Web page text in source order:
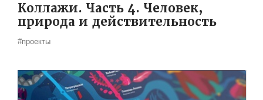
Коллажи. Часть 4. Человек,
природа и действительность
#проекты